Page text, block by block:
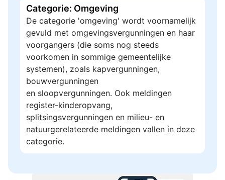
Categorie: Omgeving
De categorie 'omgeving' wordt voornamelijk
gevuld met omgevingsvergunningen en haar
voorgangers (die soms nog steeds
voorkomen in sommige gemeentelijke
systemen), zoals kapvergunningen,
bouwvergunningen
en sloopvergunningen. Ook meldingen
register-kinderopvang,
splitsingsvergunningen en milieu- en
natuurgerelateerde meldingen vallen in deze
categorie.